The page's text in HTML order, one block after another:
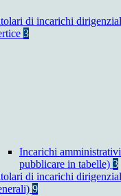
di incarichi
3
Incarichi
pubblicare in tabelle) 3
di incarichi
9